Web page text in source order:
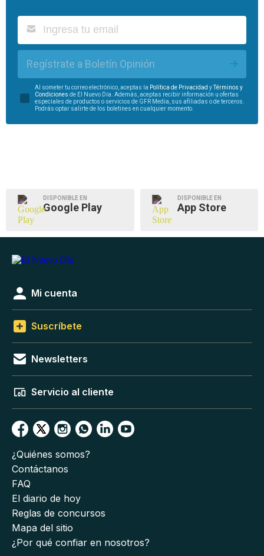
Regístrate a Boletín Opinión
Al someter tu correo electrónico, aceptas la Política de Privacidad yTérminos y
Condiciones de El Nuevo Día. Además, aceptas recibir información u ofertas
especiales de productos o servicios de GFR Media, sus afiliadas o de terceros.
Podrás optar salirte de los boletines en cualquier momento.
DISPONIBLE EN
Google Play
DISPONIBLE EN
App Store
Mi cuenta
Suscríbete
Newsletters
Servicio al cliente
¿Quiénes somos?
Contáctanos
FAQ
El diario de hoy
Reglas de concursos
Mapa del sitio
¿Por qué confiar en nosotros?